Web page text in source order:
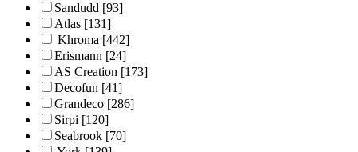
Sandudd [93]
Atlas [131]
Khroma [442]
Erismann [24]
AS Creation [173]
Decofun [41]
Grandeco [286]
Sirpi [120]
Seabrook [70]